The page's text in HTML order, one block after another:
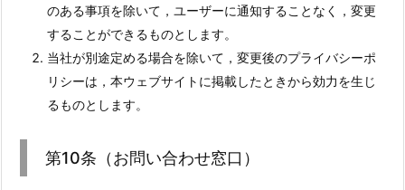
のある事項を除いて，ユーザーに通知することなく，変更
することができるものとします。
当社が別途定める場合を除いて，変更後のプライバシーポ
リシーは，本ウェブサイトに掲載したときから効力を生じ
るものとします。
第10条（お問い合わせ窓口）